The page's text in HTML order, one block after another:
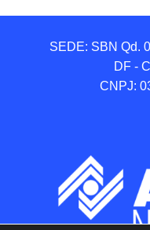
SEDE: SBN Qd.
DF -
CNPJ: